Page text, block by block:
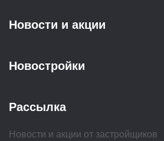
Новости и акции
Новостройки
Рассылка
Новости и акции от застройщиков